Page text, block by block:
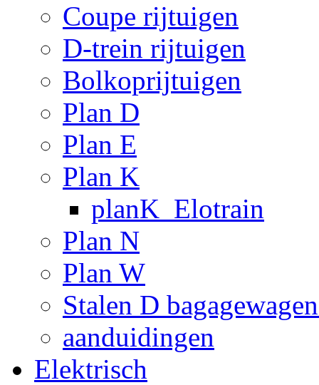
Coupe rijtuigen
D-trein rijtuigen
Bolkoprijtuigen
Plan D
Plan E
Plan K
planK_Elotrain
Plan N
Plan W
Stalen D
aanduidingen
Elektrisch